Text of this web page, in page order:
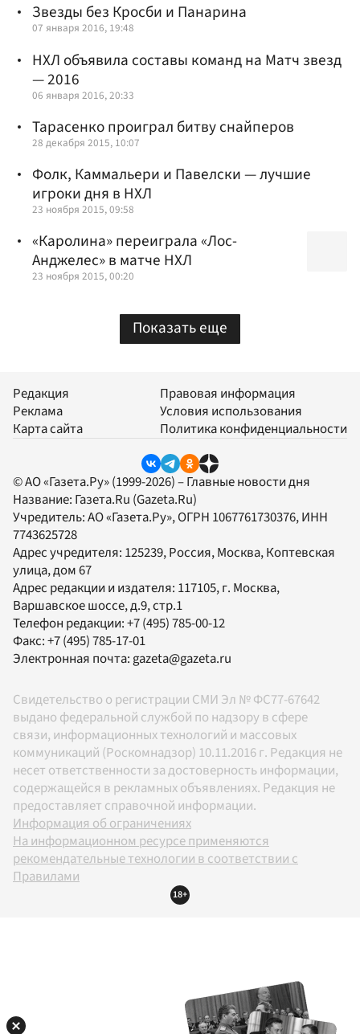
Звезды без Кросби и Панарина
07 января 2016, 19:48
НХЛ объявила составы команд на Матч звезд
— 2016
06 января 2016, 20:33
Тарасенко проиграл битву снайперов
28 декабря 2015, 10:07
Фолк, Каммальери и Павелски — лучшие
игроки дня в НХЛ
23 ноября 2015, 09:58
«Каролина» переиграла «Лос-
Анджелес» в матче НХЛ
23 ноября 2015, 00:20
Показать еще
Редакция
Реклама
Карта сайта
Правовая информация
Условия использования
Политика конфиденциальности
© АО «Газета.Ру» (1999-2026) – Главные новости дня
Название: Газета.Ru (Gazeta.Ru)
Учредитель:АО «Газета.Ру», ОГРН 1067761730376, ИНН
7743625728
Адрес учредителя: 125239, Россия, Москва, Коптевская
улица, дом 67
Адрес редакции и издателя: 117105, г. Москва,
Варшавское шоссе, д.9, стр.1
Телефон редакции:+7 (495) 785-00-12
Факс:+7 (495) 785-17-01
Электронная почта:gazeta@gazeta.ru
Свидетельство о регистрации СМИ Эл № ФС77-67642
выдано федеральной службой по надзору в сфере
связи, информационных технологий и массовых
коммуникаций (Роскомнадзор) 10.11.2016 г. Редакция не
несет ответственности за достоверность информации,
содержащейся в рекламных объявлениях. Редакция не
предоставляет справочной информации.
Информация об ограничениях
На информационном ресурсе применяются
рекомендательные технологии в соответствии с
Правилами
18+